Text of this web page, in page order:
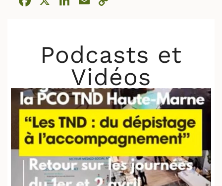
Podcasts et
Vidéos